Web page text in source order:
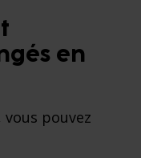
en
pouvez